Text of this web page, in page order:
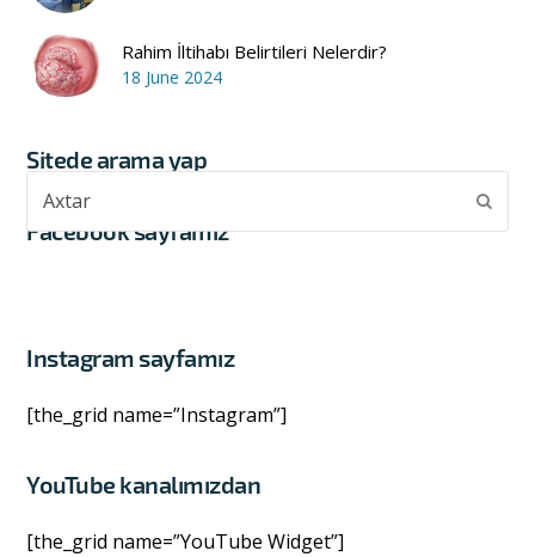
Rahim İltihabı Belirtileri Nelerdir?
18 June 2024
Sitede arama yap
Facebook sayfamız
Instagram sayfamız
[the_grid name=”Instagram”]
YouTube kanalımızdan
[the_grid name=”YouTube Widget”]